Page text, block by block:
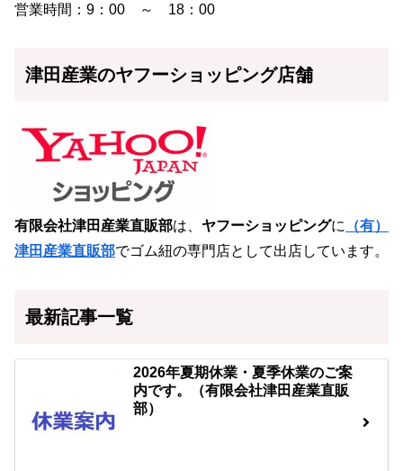
営業時間：9：00 ～ 18：00
津田産業のヤフーショッピング店舗
有限会社津田産業直販部は、 ヤフーショッピングに
（有）
津田産業直販部でゴム紐の専門店として出店しています。
最新記事一覧
2026年夏期休業・夏季休業のご案
内です。（有限会社津田産業直販
部）